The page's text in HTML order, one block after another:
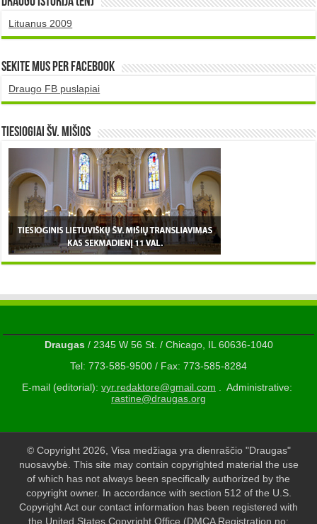
Lituanus 2009
Sekite mus per Facebook
Draugo FB puslapiai
TIESIOGIAI šv. MIŠIOS
Draugas/ 2345 W 56 St. / Chicago, IL 60636-1040
Tel: 773-585-9500 / Fax: 773-585-8284
E-mail (editorial): vyr.redaktore@gmail.com . Administrative:
rastine@draugas.org
© Copyright 2026, Visa medžiaga yra dienraščio "Draugas"
nuosavybė. This site may contain copyrighted material the use
of which has not always been specifically authorized by the
copyright owner. In accordance with section 512 of the U.S.
Copyright Act our contact information has been registered with
the United States Copyright Office (DMCA Registration no: